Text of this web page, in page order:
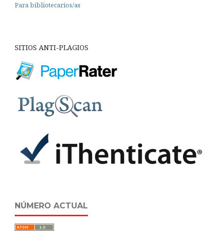
Para bibliotecarios/as
SITIOS ANTI-PLAGIOS
NÚMERO ACTUAL